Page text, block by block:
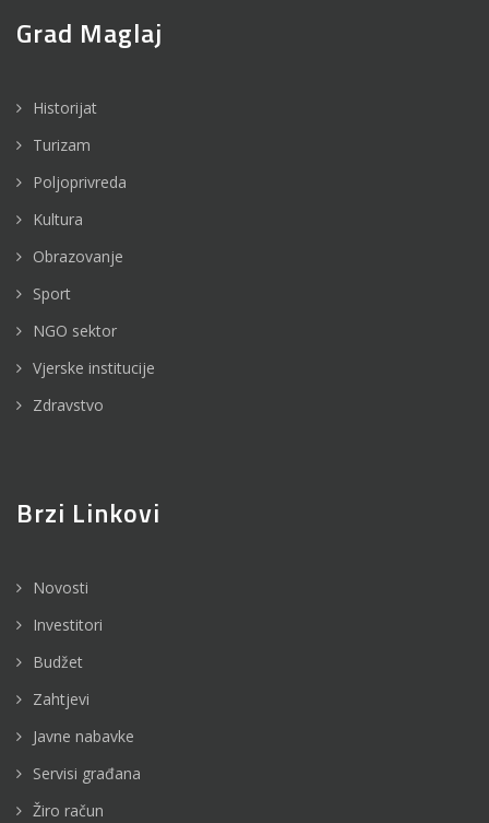
Grad Maglaj
Historijat
Turizam
Poljoprivreda
Kultura
Obrazovanje
Sport
NGO sektor
Vjerske institucije
Zdravstvo
Brzi Linkovi
Novosti
Investitori
Budžet
Zahtjevi
Javne nabavke
Servisi građana
Žiro račun